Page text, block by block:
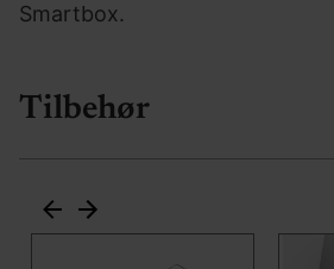
Smartbox.
Tilbehør